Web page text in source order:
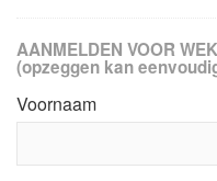
AANMELDEN VOOR
(opzeggen kan
Voornaam